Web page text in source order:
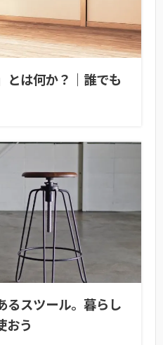
とは何か？｜誰でも
るスツール。暮らし
おう